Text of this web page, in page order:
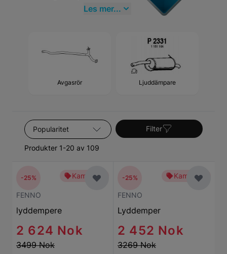
ettermarkedet. I 1998 ble det
produksjonsområdet 8400
kvadratmeter. Selskapet
meget høy kvalitet.
Les mer...
Avgasrör Ljuddämpare
Sorter etter
Produkter 1-20 av 109
Filter
Kampanje
FENNO
lyddempere
2 624 Nok
3499 Nok
-25% Kampanje
FENNO
Lyddemper
2 452 Nok
3269 Nok
-25%